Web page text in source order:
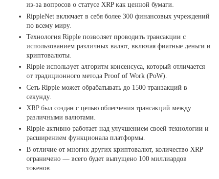
из-за вопросов о статусе XRP как ценной бумаги.
RippleNet включает в себя более 300 финансовых учреждений
по всему миру.
Технология Ripple позволяет проводить трансакции с
использованием различных валют, включая фиатные деньги и
криптовалюты.
Ripple использует алгоритм консенсуса, который отличается
от традиционного метода Proof of Work (PoW).
Сеть Ripple может обрабатывать до 1500 транзакций в
секунду.
XRP был создан с целью облегчения трансакций между
различными валютами.
Ripple активно работает над улучшением своей технологии и
расширением функционала платформы.
В отличие от многих других криптовалют, количество XRP
ограничено — всего будет выпущено 100 миллиардов
токенов.